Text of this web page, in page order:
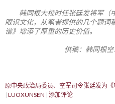
韩同根大校时任张廷发将军（
眼识文化，从笔者提供的几个题词
谱》增添了厚重的历史价值。
供稿：韩同根
原中央政治局委员、空军司令张廷发为
LUOXUNSEN 添加评论